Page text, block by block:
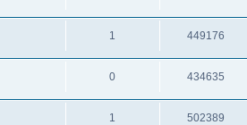
1 449176
0 434635
1 502389